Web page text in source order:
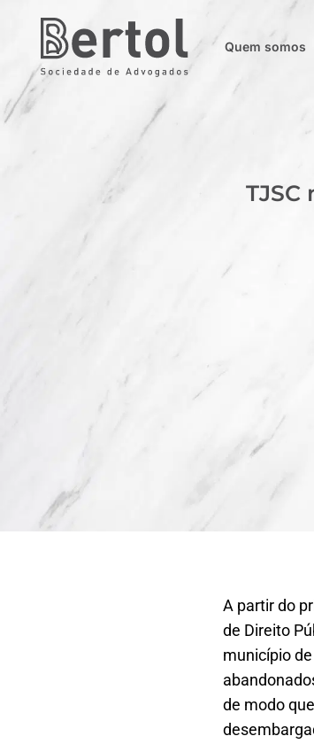
Quem somos
A partir do
de Direito
município
de modo